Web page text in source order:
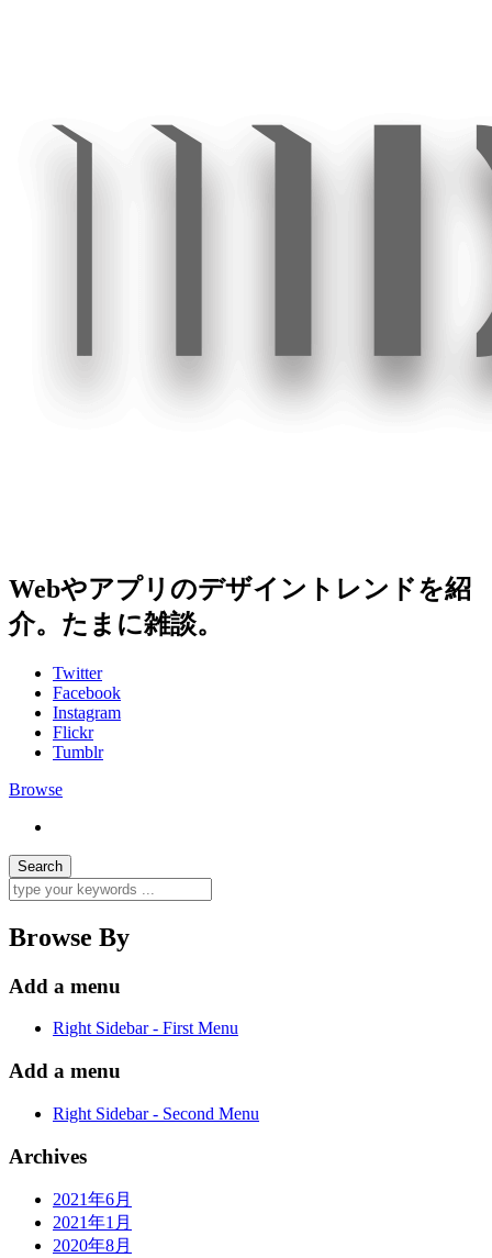
Webやアプリのデザイントレンドを紹
介。たまに雑談。
Twitter
Facebook
Instagram
Flickr
Tumblr
Browse
Browse By
Add a menu
Right Sidebar - First Menu
Add a menu
Right Sidebar - Second Menu
Archives
2021年6月
2021年1月
2020年8月